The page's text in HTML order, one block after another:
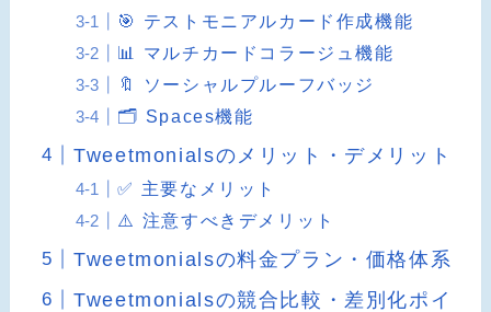
🎯 テストモニアルカード作成機能
📊 マルチカードコラージュ機能
🔖 ソーシャルプルーフバッジ
🗂️ Spaces機能
Tweetmonialsのメリット・デメリット
✅ 主要なメリット
⚠️ 注意すべきデメリット
Tweetmonialsの料金プラン・価格体系
Tweetmonialsの競合比較・差別化ポイ